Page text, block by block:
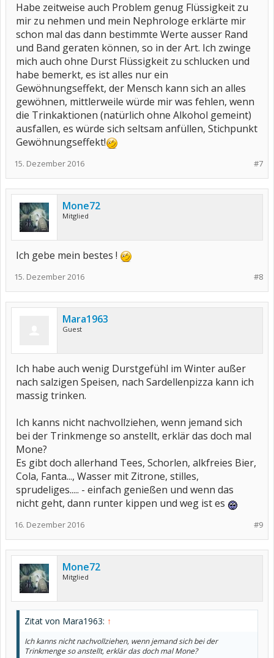
Habe zeitweise auch Problem genug Flüssigkeit zu
mir zu nehmen und mein Nephrologe erklärte mir
schon mal das dann bestimmte Werte ausser Rand
und Band geraten können, so in der Art. Ich zwinge
mich auch ohne Durst Flüssigkeit zu schlucken und
habe bemerkt, es ist alles nur ein
Gewöhnungseffekt, der Mensch kann sich an alles
gewöhnen, mittlerweile würde mir was fehlen, wenn
die Trinkaktionen (natürlich ohne Alkohol gemeint)
ausfallen, es würde sich seltsam anfüllen, Stichpunkt
Gewöhnungseffekt!
#7
15. Dezember 2016
Mone72
Mitglied
Ich gebe mein bestes !
#8
15. Dezember 2016
Mara1963
Guest
Ich habe auch wenig Durstgefühl im Winter außer
nach salzigen Speisen, nach Sardellenpizza kann ich
massig trinken.
Ich kanns nicht nachvollziehen, wenn jemand sich
bei der Trinkmenge so anstellt, erklär das doch mal
Mone?
Es gibt doch allerhand Tees, Schorlen, alkfreies Bier,
Cola, Fanta..., Wasser mit Zitrone, stilles,
sprudeliges..... - einfach genießen und wenn das
nicht geht, dann runter kippen und weg ist es
#9
16. Dezember 2016
Mone72
Mitglied
Zitat von Mara1963: ↑
Ich kanns nicht nachvollziehen, wenn jemand sich bei der
Trinkmenge so anstellt, erklär das doch mal Mone?